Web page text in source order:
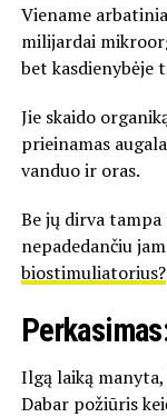
Viename
milijardai
bet kasdienybėje
Jie skaido
prieinamas
vanduo ir oras.
Be jų dirva
nepadedančiu
biostimuliatorius?
Ilgą laiką
Dabar požiūris